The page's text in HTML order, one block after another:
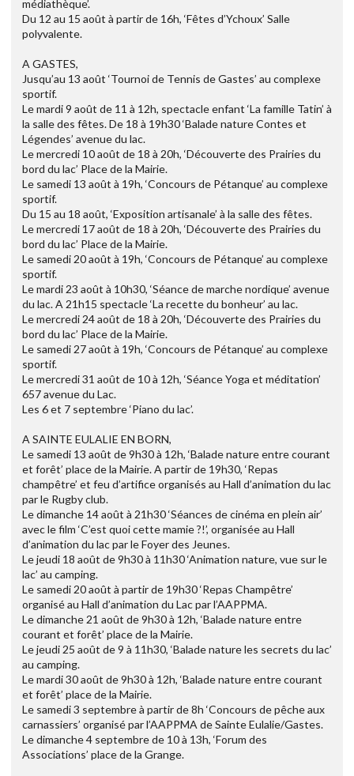
médiathèque’.
Du 12 au 15 août à partir de 16h, ‘Fêtes d’Ychoux’ Salle
polyvalente.
A GASTES,
Jusqu’au 13 août ‘Tournoi de Tennis de Gastes’ au complexe
sportif.
Le mardi 9 août de 11 à 12h, spectacle enfant ‘La famille Tatin’ à
la salle des fêtes. De 18 à 19h30 ‘Balade nature Contes et
Légendes’ avenue du lac.
Le mercredi 10 août de 18 à 20h, ‘Découverte des Prairies du
bord du lac’ Place de la Mairie.
Le samedi 13 août à 19h, ‘Concours de Pétanque’ au complexe
sportif.
Du 15 au 18 août, ‘Exposition artisanale’ à la salle des fêtes.
Le mercredi 17 août de 18 à 20h, ‘Découverte des Prairies du
bord du lac’ Place de la Mairie.
Le samedi 20 août à 19h, ‘Concours de Pétanque’ au complexe
sportif.
Le mardi 23 août à 10h30, ‘Séance de marche nordique’ avenue
du lac. A 21h15 spectacle ‘La recette du bonheur’ au lac.
Le mercredi 24 août de 18 à 20h, ‘Découverte des Prairies du
bord du lac’ Place de la Mairie.
Le samedi 27 août à 19h, ‘Concours de Pétanque’ au complexe
sportif.
Le mercredi 31 août de 10 à 12h, ‘Séance Yoga et méditation’
657 avenue du Lac.
Les 6 et 7 septembre ‘Piano du lac’.
A SAINTE EULALIE EN BORN,
Le samedi 13 août de 9h30 à 12h, ‘Balade nature entre courant
et forêt’ place de la Mairie. A partir de 19h30, ‘Repas
champêtre’ et feu d’artifice organisés au Hall d’animation du lac
par le Rugby club.
Le dimanche 14 août à 21h30 ‘Séances de cinéma en plein air’
avec le film ‘C’est quoi cette mamie ?!’, organisée au Hall
d’animation du lac par le Foyer des Jeunes.
Le jeudi 18 août de 9h30 à 11h30 ‘Animation nature, vue sur le
lac’ au camping.
Le samedi 20 août à partir de 19h30 ‘Repas Champêtre’
organisé au Hall d’animation du Lac par l’AAPPMA.
Le dimanche 21 août de 9h30 à 12h, ‘Balade nature entre
courant et forêt’ place de la Mairie.
Le jeudi 25 août de 9 à 11h30, ‘Balade nature les secrets du lac’
au camping.
Le mardi 30 août de 9h30 à 12h, ‘Balade nature entre courant
et forêt’ place de la Mairie.
Le samedi 3 septembre à partir de 8h ‘Concours de pêche aux
carnassiers’ organisé par l’AAPPMA de Sainte Eulalie/Gastes.
Le dimanche 4 septembre de 10 à 13h, ‘Forum des
Associations’ place de la Grange.